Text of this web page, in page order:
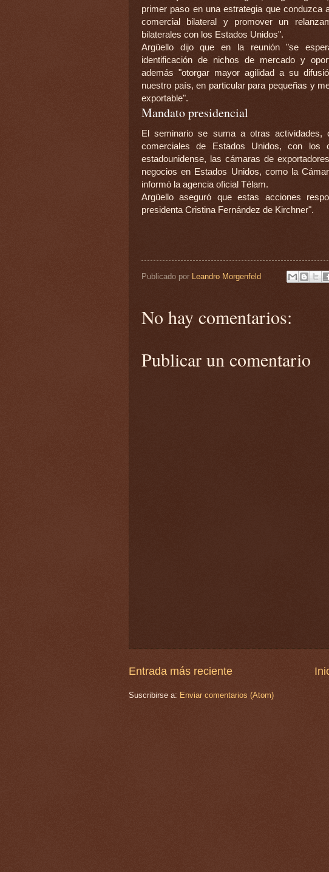
primer paso en una estrategia que conduzca
comercial bilateral y promover un
bilaterales con los Estados Unidos".
Argüello dijo que en la reunión "se
identificación de nichos de mercado y
además "otorgar mayor agilidad a su
nuestro país, en particular para pequeñas y
exportable".
Mandato presidencial
El seminario se suma a otras actividades,
comerciales de Estados Unidos, con los
estadounidense, las cámaras de
negocios en Estados Unidos, como la
informó la agencia oficial Télam.
Argüello aseguró que estas acciones
presidenta Cristina Fernández de Kirchner".
Publicado por Leandro Morgenfeld
No hay comentarios:
Publicar un comentario
Entrada más reciente
Suscribirse a: Enviar comentarios (Atom)